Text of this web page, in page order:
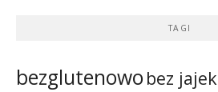
TAGI
bezglutenowo bez jajek